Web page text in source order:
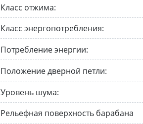
Класс отжима:
Класс энергопотребления:
Потребление энергии:
Положение дверной петли:
Уровень шума:
Рельефная поверхность барабана